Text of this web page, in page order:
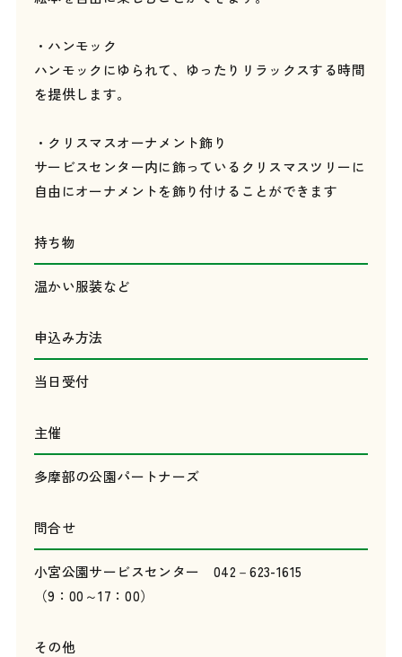
・ハンモック
ハンモックにゆられて、ゆったりリラックスする時間
を提供します。
・クリスマスオーナメント飾り
サービスセンター内に飾っているクリスマスツリーに
自由にオーナメントを飾り付けることができます
持ち物
温かい服装など
申込み方法
当日受付
主催
多摩部の公園パートナーズ
問合せ
小宮公園サービスセンター 042－623-1615
（9：00～17：00）
その他